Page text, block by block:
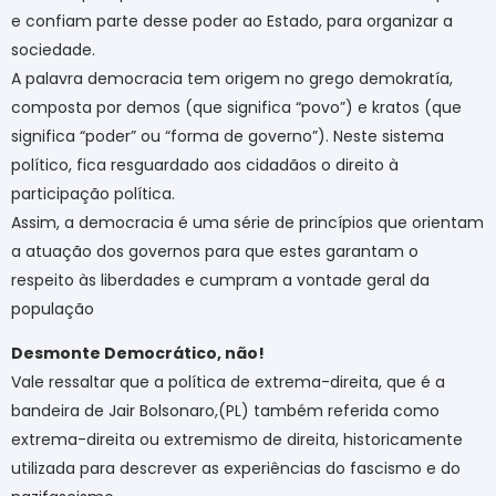
e confiam parte desse poder ao Estado, para organizar a
sociedade.
A palavra democracia tem origem no grego demokratía,
composta por demos (que significa “povo”) e kratos (que
significa “poder” ou “forma de governo”). Neste sistema
político, fica resguardado aos cidadãos o direito à
participação política.
Assim, a democracia é uma série de princípios que orientam
a atuação dos governos para que estes garantam o
respeito às liberdades e cumpram a vontade geral da
população
Desmonte Democrático, não!
Vale ressaltar que a política de extrema-direita, que é a
bandeira de Jair Bolsonaro,(PL) também referida como
extrema-direita ou extremismo de direita, historicamente
utilizada para descrever as experiências do fascismo e do